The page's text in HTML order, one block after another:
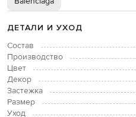
ДЕТАЛИ И УХОД
Состав
Производство
Цвет
Декор
Застежка
Размер
Уход